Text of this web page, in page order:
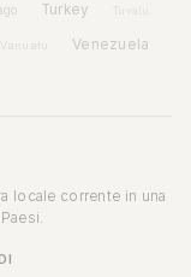
Turkey Tuvalu
Vanuatu Venezuela
locale corrente in una